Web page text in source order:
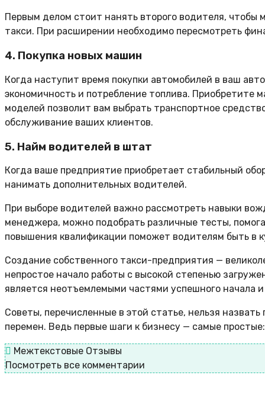
Первым делом стоит нанять второго водителя,
такси. При расширении необходимо пересмотреть
4. Покупка новых машин
Когда наступит время покупки автомобилей в ваш
экономичность и потребление топлива. Приобретите
моделей позволит вам выбрать транспортное
обслуживание ваших клиентов.
5. Найм водителей в штат
Когда ваше предприятие приобретает стабильный
нанимать дополнительных водителей.
При выборе водителей важно рассмотреть навыки
менеджера, можно подобрать различные тесты,
повышения квалификации поможет водителям быть в
Создание собственного такси-предприятия —
непростое начало работы с высокой степенью
является неотъемлемыми частями успешного начала
Советы, перечисленные в этой статье, нельзя
перемен. Ведь первые шаги к бизнесу — самые
Межтекстовые Отзывы
Посмотреть все комментарии